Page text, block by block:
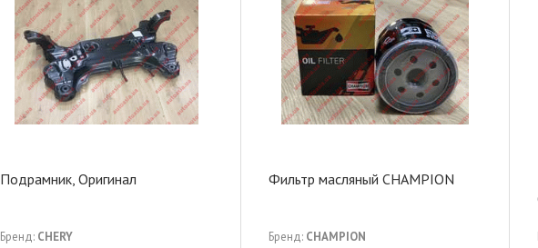
Подрамник, Оригинал
Бренд: CHERY
Фильтр масляный CHAMPION
Бренд: CHAMPION